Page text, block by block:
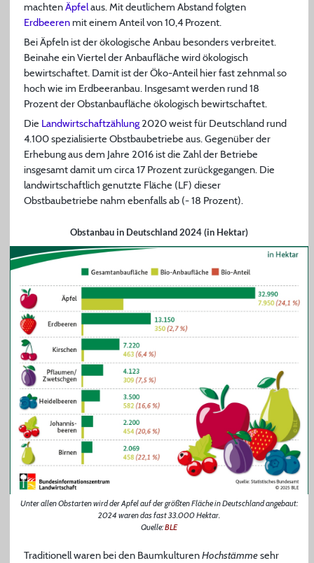
machtenÄpfelaus. Mit deutlichem Abstand folgten
Erdbeerenmit einem Anteil von 10,4 Prozent.
Bei Äpfeln ist der ökologische Anbau besonders verbreitet.
Beinahe ein Viertel der Anbaufläche wird ökologisch
bewirtschaftet. Damit ist der Öko-Anteil hier fast zehnmal so
hoch wie im Erdbeeranbau. Insgesamt werden rund 18
Prozent der Obstanbaufläche ökologisch bewirtschaftet.
Die Landwirtschaftzählung 2020 weist für Deutschland rund
4.100 spezialisierte Obstbaubetriebe aus. Gegenüber der
Erhebung aus dem Jahre 2016 ist die Zahl der Betriebe
insgesamt damit um circa 17 Prozent zurückgegangen. Die
landwirtschaftlich genutzte Fläche (LF) dieser
Obstbaubetriebe nahm ebenfalls ab (- 18 Prozent).
Obstanbau in Deutschland 2024 (in Hektar)
Unter allen Obstarten wird der Apfel auf der größten Fläche in Deutschland angebaut:
2024 waren das fast 33.000 Hektar.
Quelle:BLE
Traditionell waren bei den BaumkulturenHochstämmesehr